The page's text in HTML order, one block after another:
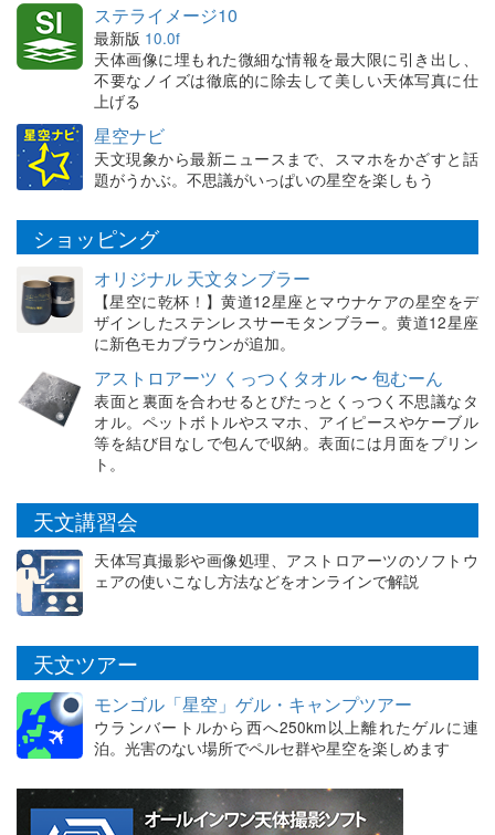
ステライメージ10
最新版 10.0f
天体画像に埋もれた微細な情報を最大限に引き出し、
不要なノイズは徹底的に除去して美しい天体写真に仕
上げる
星空ナビ
天文現象から最新ニュースまで、スマホをかざすと話
題がうかぶ。不思議がいっぱいの星空を楽しもう
ショッピング
オリジナル 天文タンブラー
【星空に乾杯！】黄道12星座とマウナケアの星空をデ
ザインしたステンレスサーモタンブラー。黄道12星座
に新色モカブラウンが追加。
アストロアーツ くっつくタオル 〜 包むーん
表面と裏面を合わせるとぴたっとくっつく不思議なタ
オル。ペットボトルやスマホ、アイピースやケーブル
等を結び目なしで包んで収納。表面には月面をプリン
ト。
天文講習会
天体写真撮影や画像処理、アストロアーツのソフトウ
ェアの使いこなし方法などをオンラインで解説
天文ツアー
モンゴル「星空」ゲル・キャンプツアー
ウランバートルから西へ250km以上離れたゲルに連
泊。光害のない場所でペルセ群や星空を楽しめます